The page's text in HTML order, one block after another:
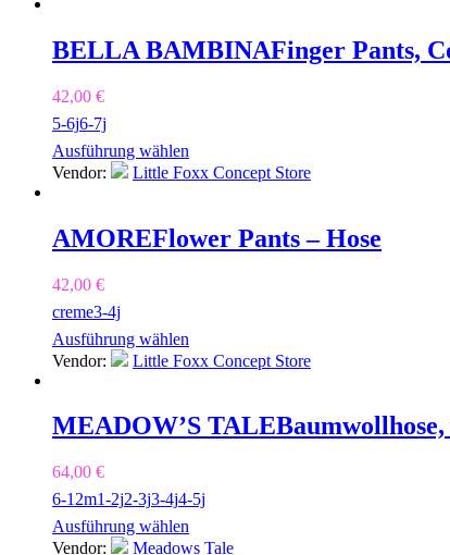
BELLA BAMBINAFinger Pants,
42,00 €
5-6j6-7j
Ausführung wählen
Vendor:
Little Foxx Concept Store
AMOREFlower Pants – Hose
42,00 €
creme3-4j
Ausführung wählen
Vendor:
Little Foxx Concept Store
MEADOW’S TALE
64,00 €
6-12m1-2j2-3j3-4j4-5j
Ausführung wählen
Vendor:
Meadows Tale